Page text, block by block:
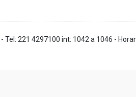
- Tel: 221 4297100 int: 1042 a 1046 -